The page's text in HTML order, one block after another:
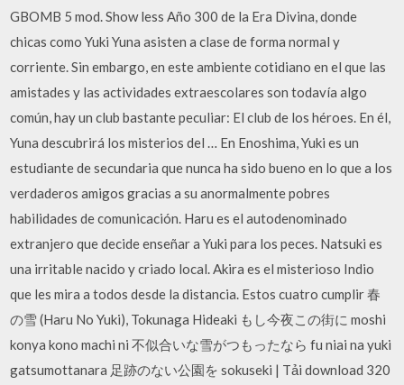
GBOMB 5 mod. Show less Año 300 de la Era Divina, donde
chicas como Yuki Yuna asisten a clase de forma normal y
corriente. Sin embargo, en este ambiente cotidiano en el que las
amistades y las actividades extraescolares son todavía algo
común, hay un club bastante peculiar: El club de los héroes. En él,
Yuna descubrirá los misterios del … En Enoshima, Yuki es un
estudiante de secundaria que nunca ha sido bueno en lo que a los
verdaderos amigos gracias a su anormalmente pobres
habilidades de comunicación. Haru es el autodenominado
extranjero que decide enseñar a Yuki para los peces. Natsuki es
una irritable nacido y criado local. Akira es el misterioso Indio
que les mira a todos desde la distancia. Estos cuatro cumplir 春
の雪 (Haru No Yuki), Tokunaga Hideaki もし今夜この街に moshi
konya kono machi ni 不似合いな雪がつもったなら fu niai na yuki
gatsumottanara 足跡のない公園を sokuseki | Tải download 320